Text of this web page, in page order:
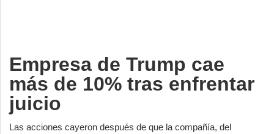
Empresa de Trump cae
más de 10% tras enfrentar
juicio
Las acciones cayeron después de que la compañía, del